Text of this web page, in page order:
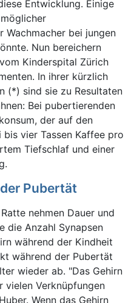
Entwicklung. Einige
Wachmacher bei jungen
Nun bereichern
Kinderspital Zürich
In ihrer kürzlich
(*) sind sie zu Resultaten
Bei pubertierenden
der auf den
vier Tassen Kaffee pro
Tiefschlaf und einer
Pubertät
nehmen Dauer und
die Anzahl Synapsen
während der Kindheit
während der Pubertät
wieder ab. "Das Gehirn
vielen Verknüpfungen
Wenn das Gehirn